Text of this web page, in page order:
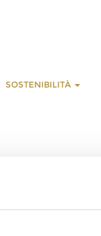
SOSTENIBILITÀ